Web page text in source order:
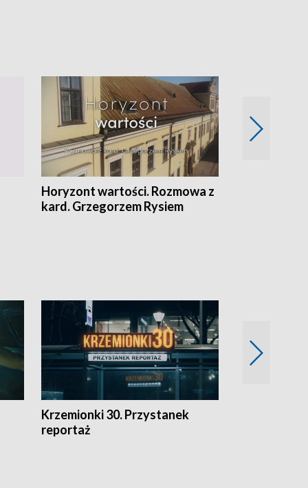
Horyzont wartości. Rozmowa z
kard. Grzegorzem Rysiem
Krzemionki 30. Przystanek
reportaż